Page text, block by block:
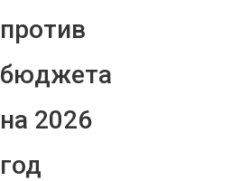
против
бюджета
на 2026
год